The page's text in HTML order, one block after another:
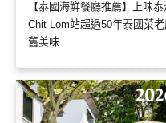
【泰國海鮮餐廳推薦】上味
Chit Lom站超過50年泰國菜
舊美味